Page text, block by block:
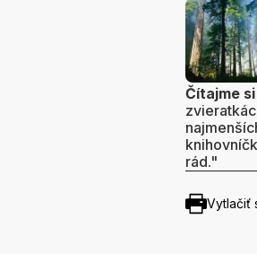
Čítajme
rád."
Vytlačiť